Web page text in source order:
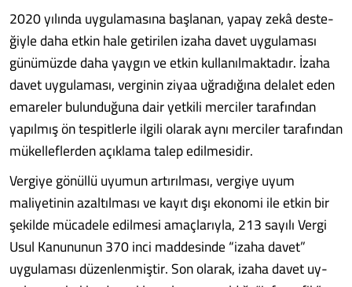
2020 yılında uygulamasına başlanan, yapay zekâ deste­
ğiyle daha etkin hale getirilen izaha davet uygulaması
günü­müzde daha yaygın ve etkin kul­lanılmaktadır. İzaha
davet uygu­laması, verginin ziyaa uğradığına delalet eden
emareler bulundu­ğuna dair yetkili merciler tara­fından
yapılmış ön tespitlerle il­gili olarak aynı merciler tarafın­dan
mükelleflerden açıklama talep edilmesidir.
Vergiye gönüllü uyumun artı­rılması, vergiye uyum
maliyeti­nin azaltılması ve kayıt dışı eko­nomi ile etkin bir
şekilde müca­dele edilmesi amaçlarıyla, 213 sayılı Vergi
Usul Kanununun 370 inci maddesinde “izaha da­vet”
uygulaması düzenlenmiş­tir. Son olarak, izaha davet uy­